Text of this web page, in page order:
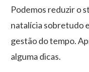
Podemos reduzir o
natalícia sobretudo
gestão do tempo.
alguma dicas.